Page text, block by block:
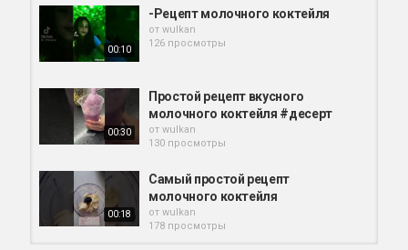
00:10
-Рецепт молочного коктейля
от wulkan
126 просмотры
00:30
Простой рецепт вкусного
молочного коктейля #десерт
от wulkan
130 просмотры
00:18
Самый простой рецепт
молочного коктейля
от wulkan
178 просмотры